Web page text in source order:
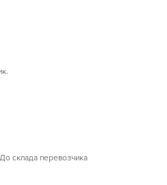
склада перевозчика